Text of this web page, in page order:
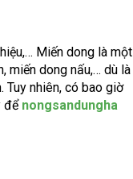
Miến dong là một
miến dong nấu,… dù là
Tuy nhiên, có bao giờ
để nongsandungha